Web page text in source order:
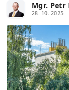
Mgr. Petr
28. 10. 2025